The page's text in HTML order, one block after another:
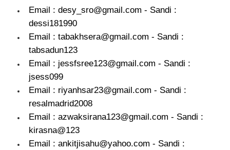
Email : desy_sro@gmail.com - Sandi :
dessi181990
Email : tabakhsera@gmail.com - Sandi :
tabsadun123
Email : jessfsree123@gmail.com - Sandi :
jsess099
Email : riyanhsar23@gmail.com - Sandi :
resalmadrid2008
Email : azwaksirana123@gmail.com - Sandi :
kirasna@123
Email : ankitjisahu@yahoo.com - Sandi :